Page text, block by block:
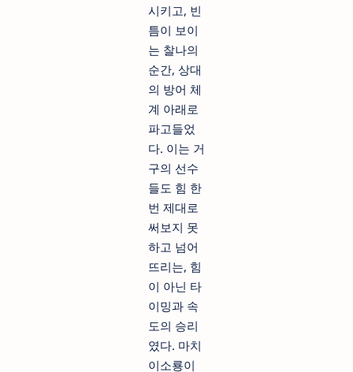
시키고, 빈
틈이 보이
는 찰나의
순간, 상대
의 방어 체
계 아래로
파고들었
다. 이는 거
구의 선수
들도 힘 한
번 제대로
써보지 못
하고 넘어
뜨리는, 힘
이 아닌 타
이밍과 속
도의 승리
였다. 마치
이소룡이